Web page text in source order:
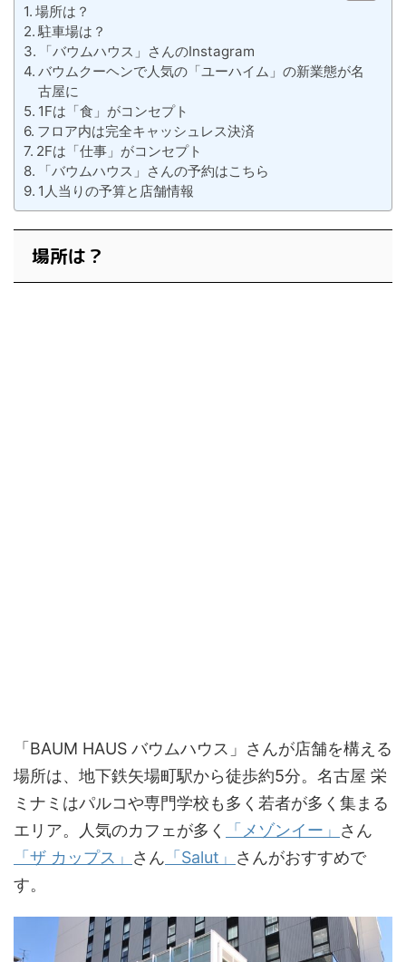
場所は？
駐車場は？
「バウムハウス」さんのInstagram
バウムクーヘンで人気の「ユーハイム」の新業態が名
古屋に
1Fは「食」がコンセプト
フロア内は完全キャッシュレス決済
2Fは「仕事」がコンセプト
「バウムハウス」さんの予約はこちら
1人当りの予算と店舗情報
場所は？
「BAUM HAUS バウムハウス」さんが店舗を構える
場所は、地下鉄矢場町駅から徒歩約5分。名古屋 栄
ミナミはパルコや専門学校も多く若者が多く集まる
エリア。人気のカフェが多く
「メゾンイー」 さん
「ザ カップス」 さん 「Salut」 さんがおすすめで
す。